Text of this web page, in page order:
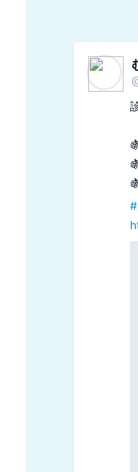
の
@
診
🥤
🥤
あ